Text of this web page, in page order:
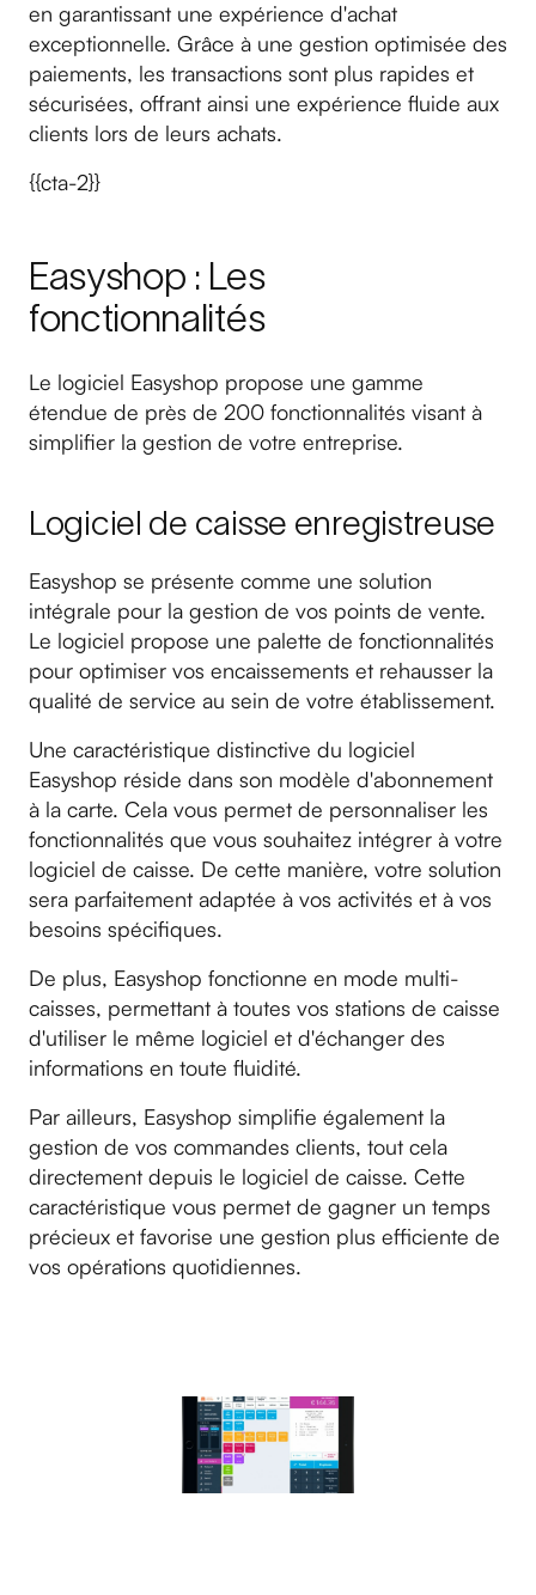
en garantissant une expérience d'achat
exceptionnelle. Grâce à une gestion optimisée des
paiements, les transactions sont plus rapides et
sécurisées, offrant ainsi une expérience fluide aux
clients lors de leurs achats.
{{cta-2}}
Easyshop : Les
fonctionnalités
Le logiciel Easyshop propose une gamme
étendue de près de 200 fonctionnalités visant à
simplifier la gestion de votre entreprise.
Logiciel de caisse enregistreuse
Easyshop se présente comme une solution
intégrale pour la gestion de vos points de vente.
Le logiciel propose une palette de fonctionnalités
pour optimiser vos encaissements et rehausser la
qualité de service au sein de votre établissement.
Une caractéristique distinctive du logiciel
Easyshop réside dans son modèle d'abonnement
à la carte. Cela vous permet de personnaliser les
fonctionnalités que vous souhaitez intégrer à votre
logiciel de caisse. De cette manière, votre solution
sera parfaitement adaptée à vos activités et à vos
besoins spécifiques.
De plus, Easyshop fonctionne en mode multi-
caisses, permettant à toutes vos stations de caisse
d'utiliser le même logiciel et d'échanger des
informations en toute fluidité.
Par ailleurs, Easyshop simplifie également la
gestion de vos commandes clients, tout cela
directement depuis le logiciel de caisse. Cette
caractéristique vous permet de gagner un temps
précieux et favorise une gestion plus efficiente de
vos opérations quotidiennes.